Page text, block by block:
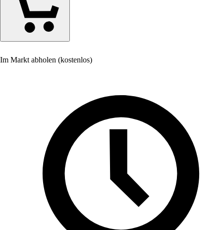
Im Markt abholen (kostenlos)